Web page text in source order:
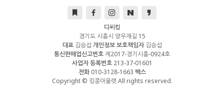
디씨킹
경기도 시흥시 양우재길 15
대표김승섭 개인정보 보호책임자김승섭
통신판매업신고번호제2017-경기시흥-0924호
사업자 등록번호213-37-01601
전화010-3128-1663 팩스
Copyright © 킹콩아울렛 All rights reserved.